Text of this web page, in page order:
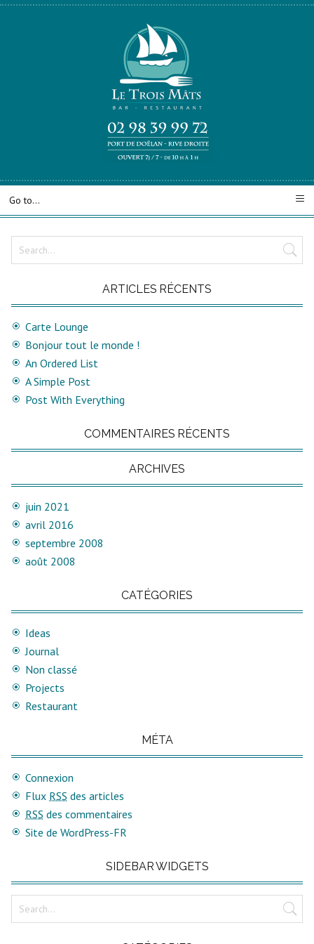
ARTICLES RÉCENTS
Carte Lounge
Bonjour tout le monde !
An Ordered List
A Simple Post
Post With Everything
COMMENTAIRES RÉCENTS
ARCHIVES
juin 2021
avril 2016
septembre 2008
août 2008
CATÉGORIES
Ideas
Journal
Non classé
Projects
Restaurant
MÉTA
Connexion
Flux RSS des articles
RSS des commentaires
Site de WordPress-FR
SIDEBAR WIDGETS